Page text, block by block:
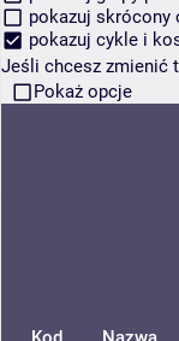
pokazuj skrócony
pokazuj cykle i
Jeśli chcesz zmienić
Pokaż opcje